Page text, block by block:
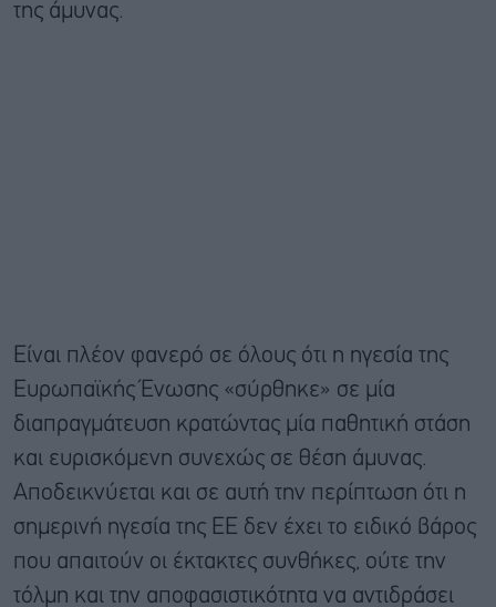
της άμυνας.
Είναι πλέον φανερό σε όλους ότι η ηγεσία της
Ευρωπαϊκής Ένωσης «σύρθηκε» σε μία
διαπραγμάτευση κρατώντας μία παθητική στάση
και ευρισκόμενη συνεχώς σε θέση άμυνας.
Αποδεικνύεται και σε αυτή την περίπτωση ότι η
σημερινή ηγεσία της ΕΕ δεν έχει το ειδικό βάρος
που απαιτούν οι έκτακτες συνθήκες, ούτε την
τόλμη και την αποφασιστικότητα να αντιδράσει